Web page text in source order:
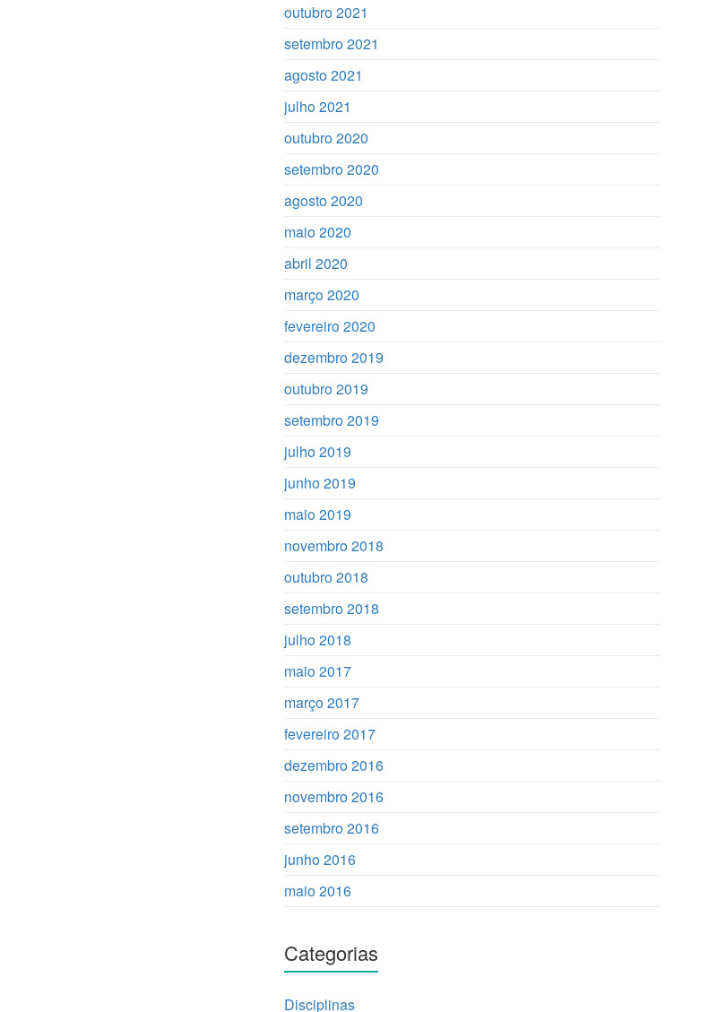
outubro 2021
setembro 2021
agosto 2021
julho 2021
outubro 2020
setembro 2020
agosto 2020
maio 2020
abril 2020
março 2020
fevereiro 2020
dezembro 2019
outubro 2019
setembro 2019
julho 2019
junho 2019
maio 2019
novembro 2018
outubro 2018
setembro 2018
julho 2018
maio 2017
março 2017
fevereiro 2017
dezembro 2016
novembro 2016
setembro 2016
junho 2016
maio 2016
Categorias
Disciplinas